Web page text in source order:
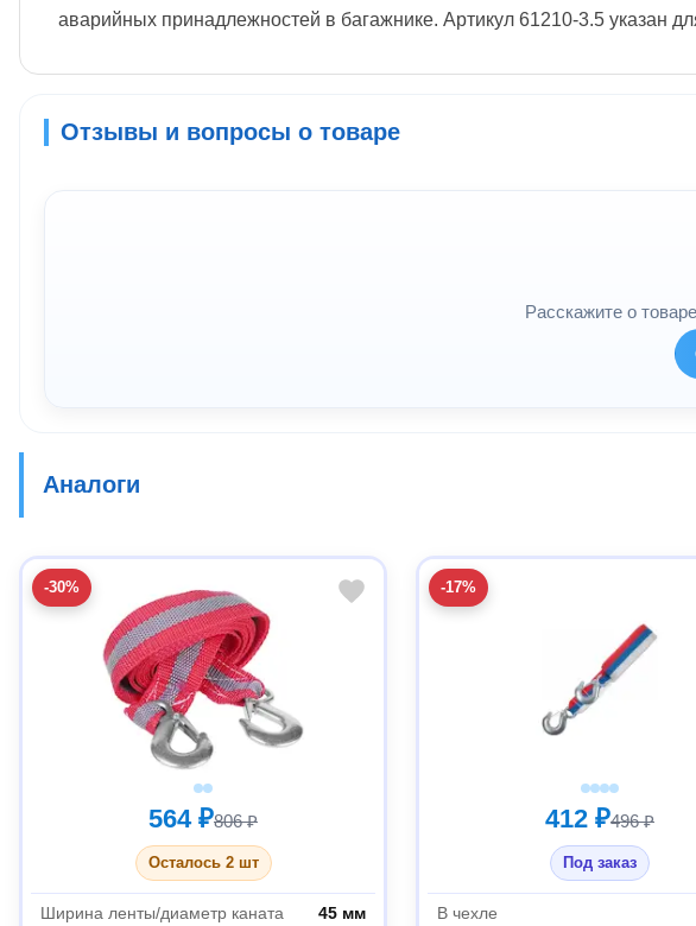
аварийных принадлежностей в багажнике. Артикул 61210-3.5 указан
Отзывы и вопросы о товаре
Расскажите о
Аналоги
-30%
564 ₽806 ₽
Осталось 2 шт
Ширина ленты/диаметр каната
45 мм
-17%
412 ₽496 ₽
Под заказ
В чехле